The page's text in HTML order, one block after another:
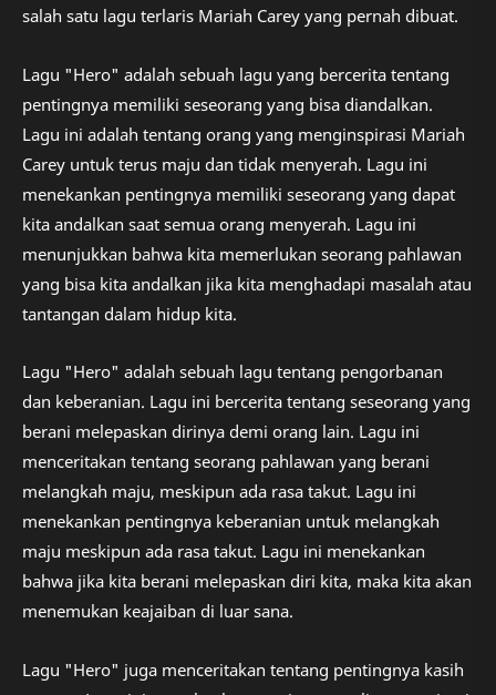
salah satu lagu terlaris Mariah Carey yang pernah dibuat.
Lagu "Hero" adalah sebuah lagu yang bercerita tentang
pentingnya memiliki seseorang yang bisa diandalkan.
Lagu ini adalah tentang orang yang menginspirasi Mariah
Carey untuk terus maju dan tidak menyerah. Lagu ini
menekankan pentingnya memiliki seseorang yang dapat
kita andalkan saat semua orang menyerah. Lagu ini
menunjukkan bahwa kita memerlukan seorang pahlawan
yang bisa kita andalkan jika kita menghadapi masalah atau
tantangan dalam hidup kita.
Lagu "Hero" adalah sebuah lagu tentang pengorbanan
dan keberanian. Lagu ini bercerita tentang seseorang yang
berani melepaskan dirinya demi orang lain. Lagu ini
menceritakan tentang seorang pahlawan yang berani
melangkah maju, meskipun ada rasa takut. Lagu ini
menekankan pentingnya keberanian untuk melangkah
maju meskipun ada rasa takut. Lagu ini menekankan
bahwa jika kita berani melepaskan diri kita, maka kita akan
menemukan keajaiban di luar sana.
Lagu "Hero" juga menceritakan tentang pentingnya kasih